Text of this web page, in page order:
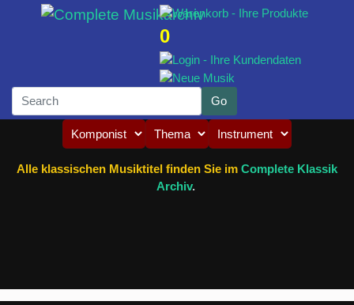
0
Alle klassischen Musiktitel finden Sie im Complete Klassik
Archiv.